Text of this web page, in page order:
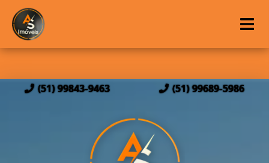
(51) 99843-9463 (51) 99689-5986